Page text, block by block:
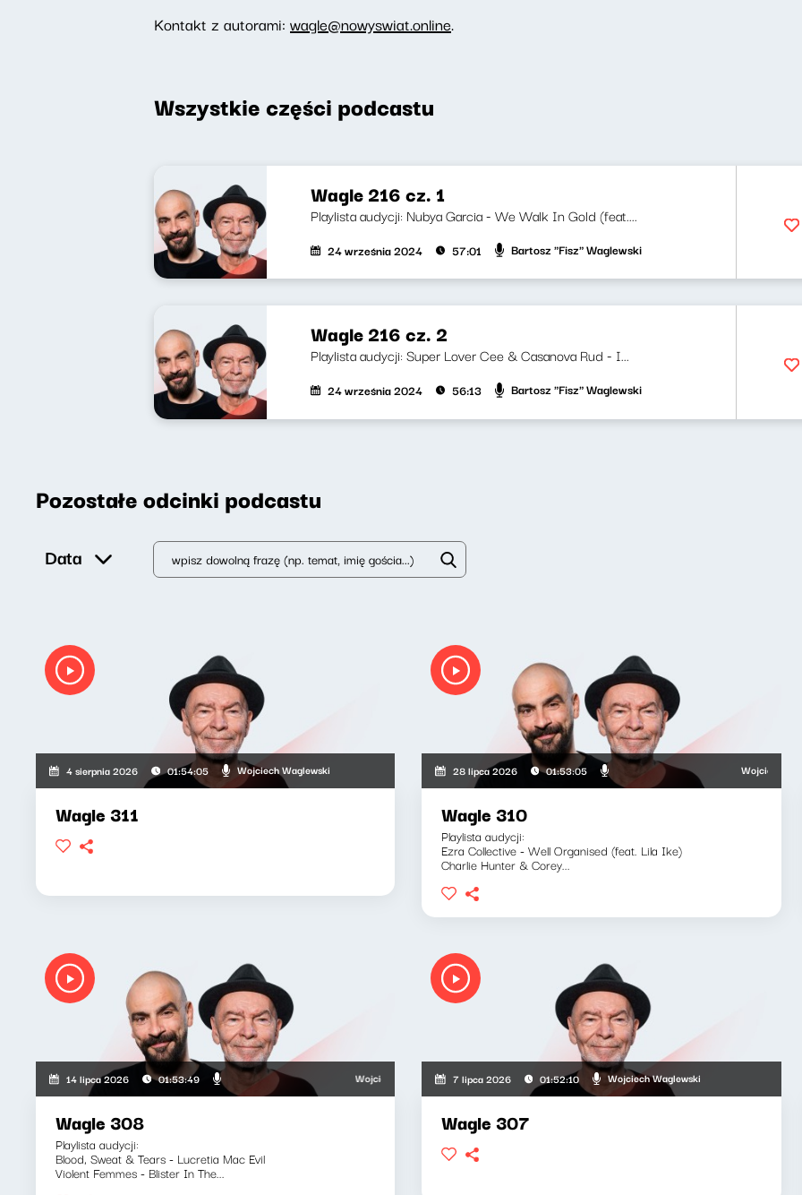
Kontakt z autorami: wagle@nowyswiat.online.
Wszystkie części podcastu
Wagle 216 cz. 1
Playlista audycji: Nubya Garcia - We Walk In Gold (feat....
24 września 2024 57:01 Bartosz "Fisz" Waglewski
Wagle 216 cz. 2
Playlista audycji: Super Lover Cee & Casanova Rud - I...
24 września 2024 56:13 Bartosz "Fisz" Waglewski
Pozostałe odcinki podcastu
Data
4 sierpnia 2026 01:54:05 Wojciech Waglewski
Wagle 311
28 lipca 2026 01:53:05 Wojciech
Wagle 310
Playlista audycji:
Ezra Collective - Well Organised (feat. Lila Ike)
Charlie Hunter & Corey...
14 lipca 2026 01:53:49 Wojciech Waglewski, Bartosz "Fisz" Waglewski
Wagle 308
Playlista audycji:
Blood, Sweat & Tears - Lucretia Mac Evil
Violent Femmes - Blister In The...
7 lipca 2026 01:52:10 Wojciech Waglewski
Wagle 307